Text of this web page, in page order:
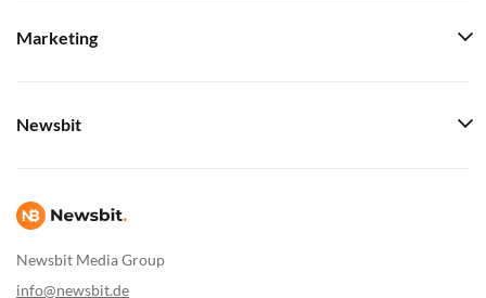
Newsbit Media Group
info@newsbit.de
Marketing
Newsbit